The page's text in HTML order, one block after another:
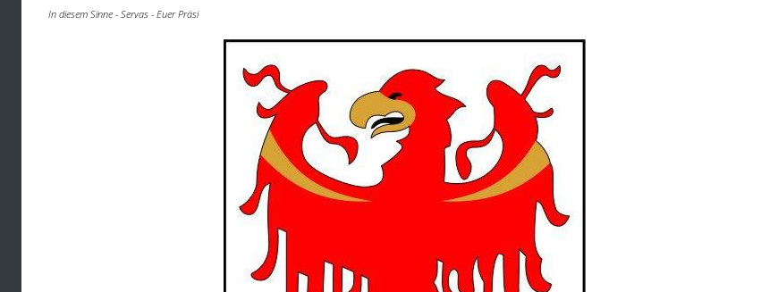
In diesem Sinne - Servas - Euer Präsi